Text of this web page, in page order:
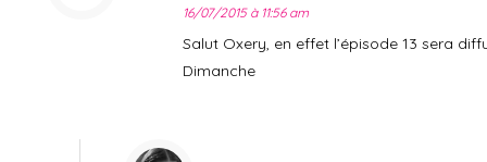
16/07/2015 à 11:56 am
Salut Oxery, en effet l’épisode 13 sera
Dimanche